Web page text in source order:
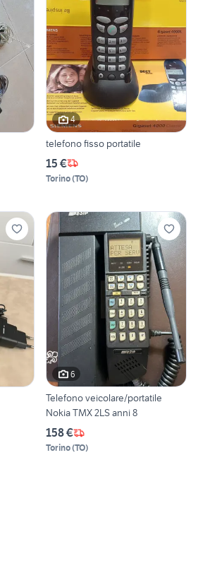
4
telefono fisso portatile
15 €
Torino(TO)
6
Telefono veicolare/portatile
Nokia TMX 2LS anni 8
158 €
Torino(TO)